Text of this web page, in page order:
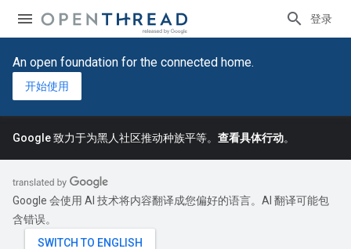
登录
An open foundation for the connected home.
开始使用
Google 致力于为黑人社区推动种族平等。 查看具体行动。
Google 会使用 AI 技术将内容翻译成您偏好的语言。AI 翻译可能包
含错误。